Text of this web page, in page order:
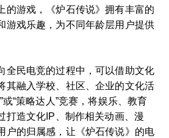
的游戏，《炉石传说》拥有丰富的
游戏乐趣，为不同年龄层用户提供
全民电竞的过程中，可以借助文化
其融入学校、社区、企业的文化活
“策略达人”竞赛，将娱乐、教育
打造文化IP、制作相关动画、漫
户的归属感，让《炉石传说》的电